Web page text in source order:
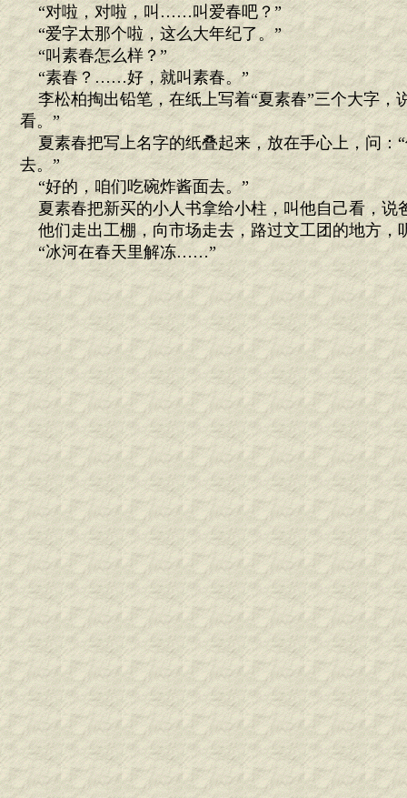
“对啦，对啦，叫……叫爱春吧？”
“爱字太那个啦，这么大年纪了。”
“叫素春怎么样？”
“素春？……好，就叫素春。”
李松柏掏出铅笔，在纸上写着“夏素春”三个大字，
看。”
夏素春把写上名字的纸叠起来，放在手心上，问：
去。”
“好的，咱们吃碗炸酱面去。”
夏素春把新买的小人书拿给小柱，叫他自己看，说
他们走出工棚，向市场走去，路过文工团的地方，
“冰河在春天里解冻……”